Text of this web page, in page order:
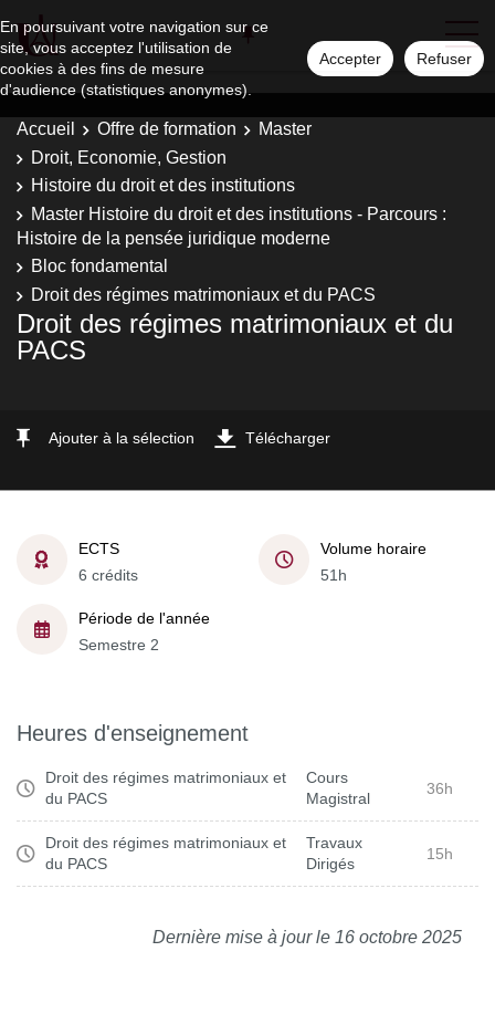
En poursuivant votre navigation sur ce
site, vous acceptez l'utilisation de
cookies à des fins de mesure
d'audience (statistiques anonymes).
Accepter Refuser
Accueil Offre de formation
Master
Droit, Economie, Gestion
Histoire du droit et des institutions
Master Histoire du droit et des institutions - Parcours :
Histoire de la pensée juridique moderne
Bloc fondamental
Droit des régimes matrimoniaux et du PACS
Droit des régimes matrimoniaux et du
PACS
Ajouter à la sélection Télécharger
ECTS
6 crédits
Volume horaire
51h
Période de l'année
Semestre 2
Heures d'enseignement
Droit des régimes matrimoniaux et
du PACS
Cours
Magistral
36h
Droit des régimes matrimoniaux et
du PACS
Travaux
Dirigés
15h
Dernière mise à jour le 16 octobre 2025